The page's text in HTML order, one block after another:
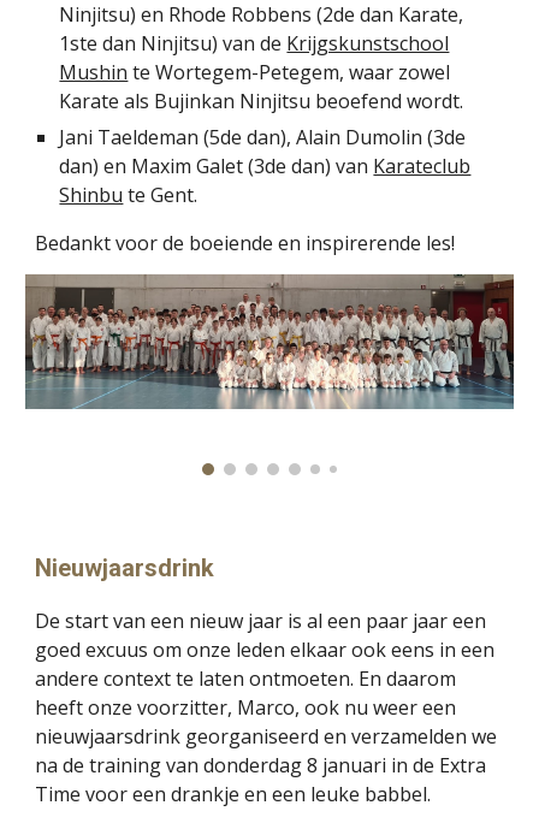
Ninjitsu) en Rhode Robbens(2de dan Karate,
1ste dan Ninjitsu)van de Krijgskunstschool
Mushin te Wortegem-Petegem, waar zowel
Karate als Bujinkan Ninjitsu beoefend wordt.
Jani Taeldeman (5de dan), Alain Dumolin (3de
dan) en Maxim Galet (3de dan) van Karateclub
Shinbu te Gent.
Bedankt voor de boeiende en inspirerende les!
Nieuwjaarsdrink
De start van een nieuw jaar is al een paar jaar een
goed excuus om onze leden elkaar ook eens in een
andere context te laten ontmoeten. En daarom
heeft onze voorzitter, Marco, ook nu weer een
nieuwjaarsdrink georganiseerd en verzamelden we
na de training van donderdag 8 januari in de Extra
Time voor een drankje en een leuke babbel.